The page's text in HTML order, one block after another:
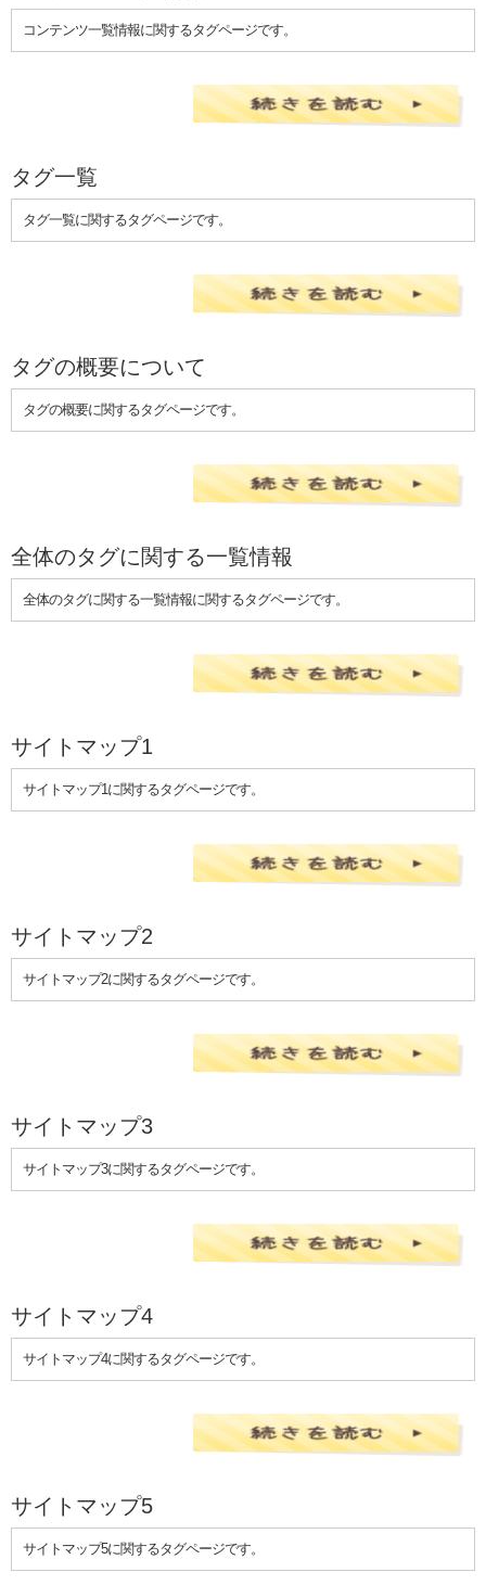
コンテンツ一覧情報に関するタグページです。
タグ一覧
タグ一覧に関するタグページです。
タグの概要について
タグの概要に関するタグページです。
全体のタグに関する一覧情報
全体のタグに関する一覧情報に関するタグページです。
サイトマップ1
サイトマップ1に関するタグページです。
サイトマップ2
サイトマップ2に関するタグページです。
サイトマップ3
サイトマップ3に関するタグページです。
サイトマップ4
サイトマップ4に関するタグページです。
サイトマップ5
サイトマップ5に関するタグページです。